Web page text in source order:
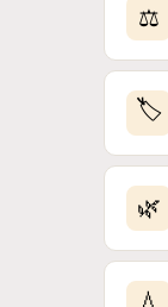
⚖️
🏷️
🌿